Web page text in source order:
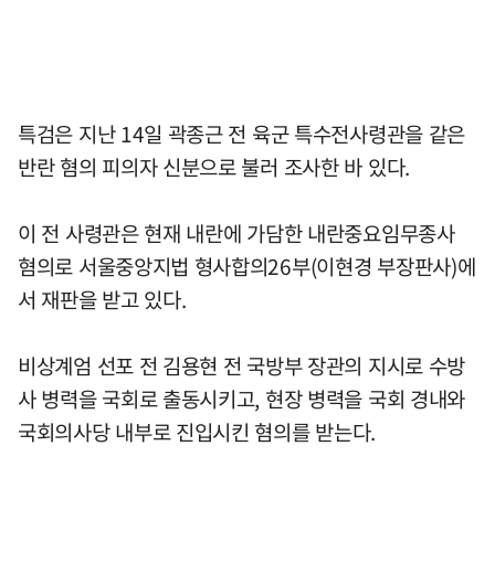
특검은 지난 14일 곽종근 전 육군 특수전사령관을 같은
반란 혐의 피의자 신분으로 불러 조사한 바 있다.
이 전 사령관은 현재 내란에 가담한 내란중요임무종사
혐의로 서울중앙지법 형사합의26부(이현경 부장판사)에
서 재판을 받고 있다.
비상계엄 선포 전 김용현 전 국방부 장관의 지시로 수방
사 병력을 국회로 출동시키고, 현장 병력을 국회 경내와
국회의사당 내부로 진입시킨 혐의를 받는다.